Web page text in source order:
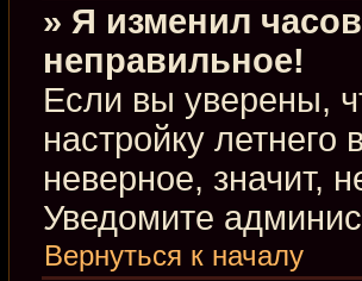
» Я изменил
неправильное!
Если вы уверены,
настройку
неверное, значит,
Уведомите
Вернуться к началу